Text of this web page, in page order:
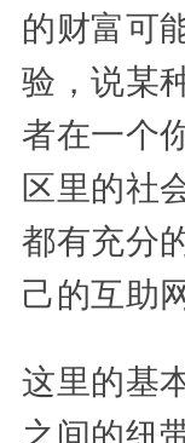
的财富可
验，说某
者在一个
区里的社
都有充分
己的互助
这里的基
之间的纽